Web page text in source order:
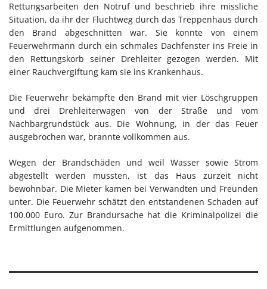
Rettungsarbeiten den Notruf und beschrieb ihre missliche
Situation, da ihr der Fluchtweg durch das Treppenhaus durch
den Brand abgeschnitten war. Sie konnte von einem
Feuerwehrmann durch ein schmales Dachfenster ins Freie in
den Rettungskorb seiner Drehleiter gezogen werden. Mit
einer Rauchvergiftung kam sie ins Krankenhaus.
Die Feuerwehr bekämpfte den Brand mit vier Löschgruppen
und drei Drehleiterwagen von der Straße und vom
Nachbargrundstück aus. Die Wohnung, in der das Feuer
ausgebrochen war, brannte vollkommen aus.
Wegen der Brandschäden und weil Wasser sowie Strom
abgestellt werden mussten, ist das Haus zurzeit nicht
bewohnbar. Die Mieter kamen bei Verwandten und Freunden
unter. Die Feuerwehr schätzt den entstandenen Schaden auf
100.000 Euro. Zur Brandursache hat die Kriminalpolizei die
Ermittlungen aufgenommen.